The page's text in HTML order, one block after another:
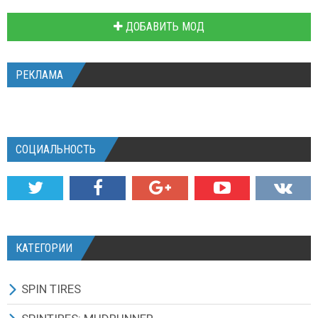
ДОБАВИТЬ МОД
РЕКЛАМА
СОЦИАЛЬНОСТЬ
КАТЕГОРИИ
SPIN TIRES